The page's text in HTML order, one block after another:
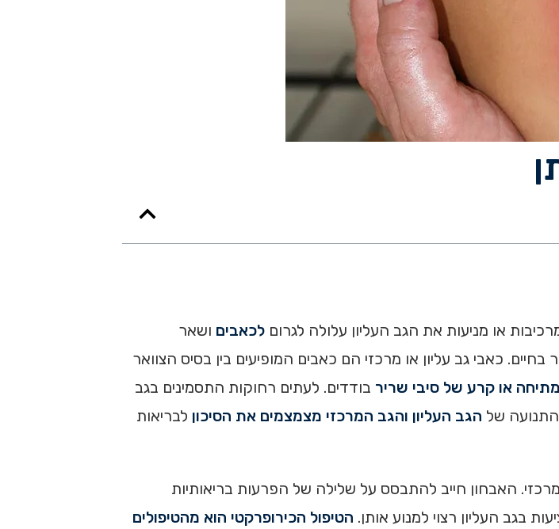
או מניעות את הגב העליון עלולה לגרום לכאבים ושאר
כאבי גב עליון או מרכזי הם כאבים המופיעים בין בסיס הצוואר
מתיחה או קרע של סיבי שריר בודדים. לעתים רחוקות התסמינים בגב
התנועה של הגב העליון והגב המרכזי מצמצמים את הסיכון לבריאות
האבחון חייב להתבסס על שלילה של הפרעות בריאותיות
בגב העליון רצוי למנוע אותן. הטיפול הכירופרקטי הוא מהטיפולים